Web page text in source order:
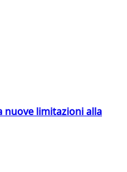
nuove limitazioni alla